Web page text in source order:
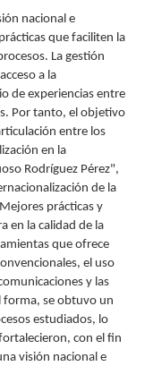
nacional e
que faciliten la
La gestión
a la
de experiencias entre
Por tanto, el objetivo
entre los
en la
Rodríguez Pérez",
de la
prácticas y
en la calidad de la
que ofrece
el uso
y las
forma, se obtuvo un
estudiados, lo
con el fin
visión nacional e